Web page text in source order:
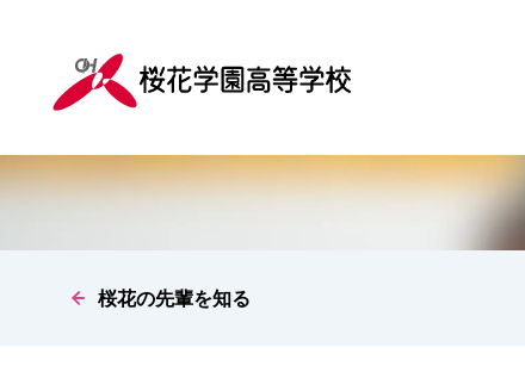
桜花の先輩を知る